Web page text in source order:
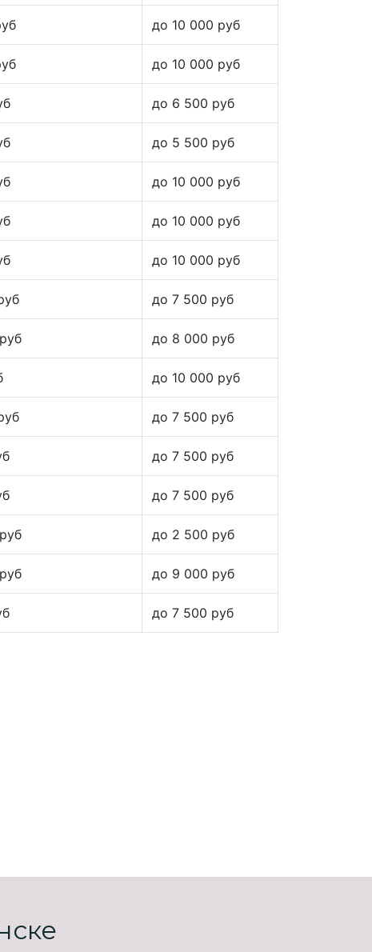
до 10 000 руб
до 10 000 руб
до 6 500 руб
до 5 500 руб
до 10 000 руб
до 10 000 руб
до 10 000 руб
до 7 500 руб
до 8 000 руб
до 10 000 руб
до 7 500 руб
до 7 500 руб
до 7 500 руб
до 2 500 руб
до 9 000 руб
до 7 500 руб